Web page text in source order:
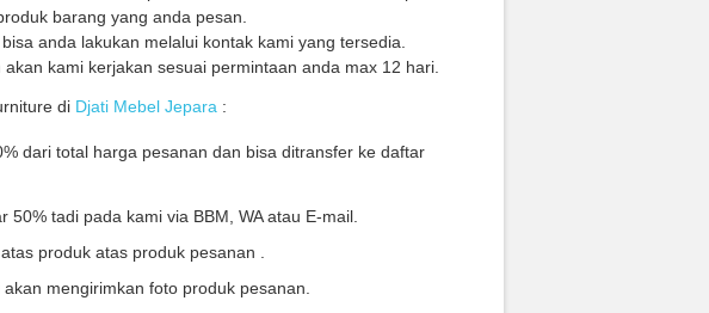
barang yang anda pesan.
anda lakukan melalui kontak kami yang tersedia.
kami kerjakan sesuai permintaan anda max 12 hari.
di Djati Mebel Jepara :
dari total harga pesanan dan bisa ditransfer ke daftar
tadi pada kami via BBM, WA atau E-mail.
produk atas produk pesanan .
mengirimkan foto produk pesanan.